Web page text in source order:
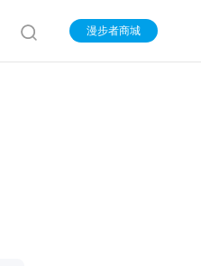
漫步者商城